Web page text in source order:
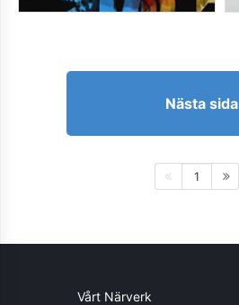
Nästa sida
1
Vårt Närverk